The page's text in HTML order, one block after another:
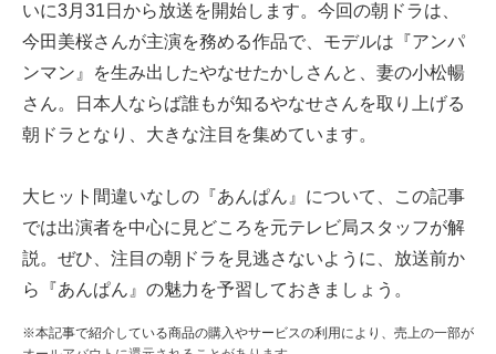
いに3月31日から放送を開始します。今回の朝ドラは、
今田美桜さんが主演を務める作品で、モデルは『アンパ
ンマン』を生み出したやなせたかしさんと、妻の小松暢
さん。日本人ならば誰もが知るやなせさんを取り上げる
朝ドラとなり、大きな注目を集めています。
大ヒット間違いなしの『あんぱん』について、この記事
では出演者を中心に見どころを元テレビ局スタッフが解
説。ぜひ、注目の朝ドラを見逃さないように、放送前か
ら『あんぱん』の魅力を予習しておきましょう。
※本記事で紹介している商品の購入やサービスの利用により、売上の一部が